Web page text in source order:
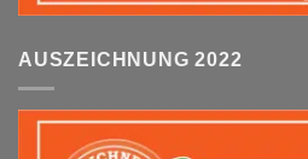
AUSZEICHNUNG 2022